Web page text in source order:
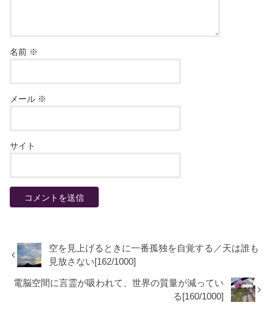
名前 ※
メール ※
サイト
空を見上げるときに一番孤独を自覚する／天は誰も
見放さない[162/1000]
電脳空間に言霊が吸われて、世界の質量が減ってい
る[160/1000]